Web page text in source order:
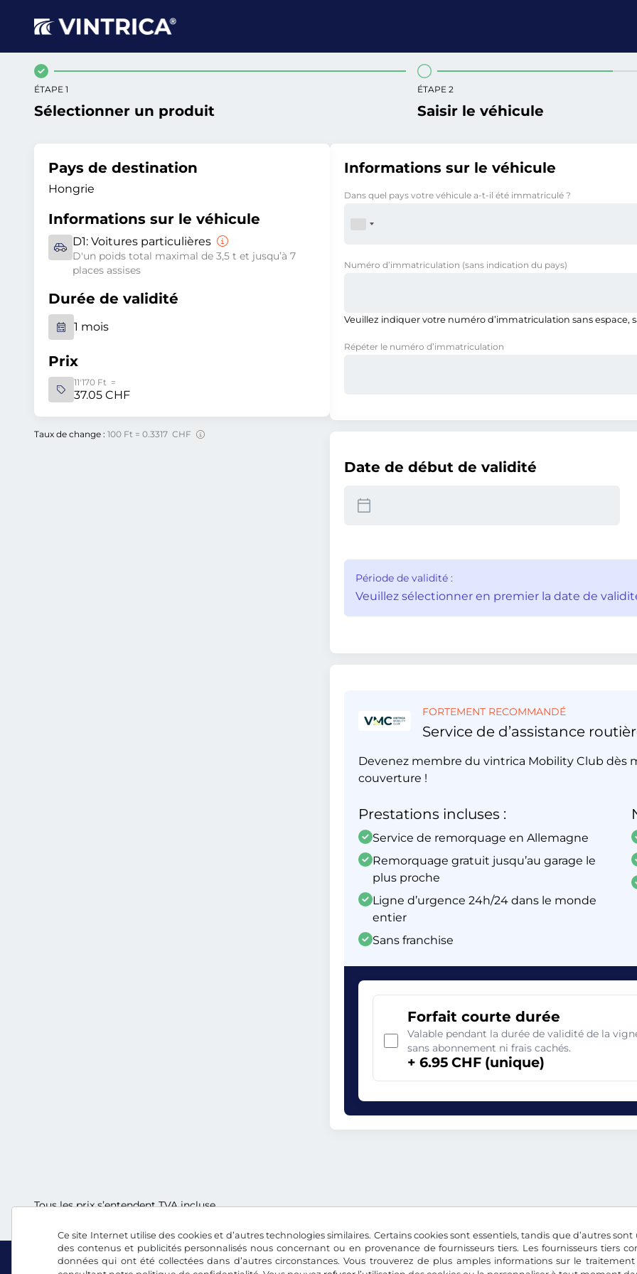
Ce site Internet utilise des cookies et d’autres technologies similaires. Certains cookies sont essentiels, tandis que d’autres
des contenus et publicités personnalisés nous concernant ou en provenance de fournisseurs tiers. Les fournisseurs tiers
données qui ont été collectées dans d’autres circonstances. Vous trouverez de plus amples informations sur le
ÉTAPE 1
Sélectionner un produit
ÉTAPE 2
Saisir le véhicule
Pays de destination
Hongrie
Informations sur le véhicule
D1: Voitures particulières
D'un poids total maximal de 3,5 t et jusqu’à 7
places assises
Durée de validité
1 mois
Prix
11'170 Ft =
37.05 CHF
Taux de change : 100 Ft = 0.3317 CHF
Informations sur le véhicule
Dans quel pays votre véhicule a-t-il été immatriculé ?
Numéro d’immatriculation (sans indication du pays)
Veuillez indiquer votre numéro d’immatriculation sans espace,
Répéter le numéro d’immatriculation
Date de début de validité
Période de validité :
Veuillez sélectionner en premier la date de
FORTEMENT RECOMMANDÉ
Service de d’assistance
Devenez membre du vintrica Mobility Club dès
couverture !
Prestations incluses :
Service de remorquage en Allemagne
Remorquage gratuit jusqu’au garage le
plus proche
Ligne d’urgence 24h/24 dans le monde
entier
Sans franchise
Forfait courte durée
Valable pendant la durée de validité de la
sans abonnement ni frais cachés.
+ 6.95 CHF (unique)
Tous les prix s’entendent TVA incluse.